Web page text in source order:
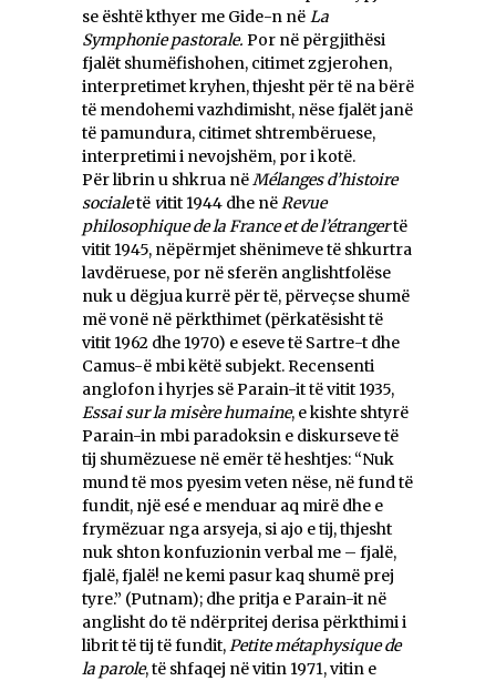
se është kthyer me Gide-n në La
Symphonie pastorale. Por në përgjithësi
fjalët shumëfishohen, citimet zgjerohen,
interpretimet kryhen, thjesht për të na bërë
të mendohemi vazhdimisht, nëse fjalët janë
të pamundura, citimet shtrembëruese,
interpretimi i nevojshëm, por i kotë.
Për librin u shkrua nëMélanges d’histoire
socialetë vitit 1944 dhe nëRevue
philosophique de la France et de l’étrangertë
vitit 1945, nëpërmjet shënimeve të shkurtra
lavdëruese, por në sferën anglishtfolëse
nuk u dëgjua kurrë për të, përveçse shumë
më vonë në përkthimet (përkatësisht të
vitit 1962 dhe 1970) e eseve të Sartre-t dhe
Camus-ë mbi këtë subjekt. Recensenti
anglofon i hyrjes së Parain-it të vitit 1935,
Essai sur la misère humaine, e kishte shtyrë
Parain-in mbi paradoksin e diskurseve të
tij shumëzuese në emër të heshtjes: “Nuk
mund të mos pyesim veten nëse, në fund të
fundit, një esé e menduar aq mirë dhe e
frymëzuar nga arsyeja, si ajo e tij, thjesht
nuk shton konfuzionin verbal me – fjalë,
fjalë, fjalë! ne kemi pasur kaq shumë prej
tyre.” (Putnam); dhe pritja e Parain-it në
anglisht do të ndërpritej derisa përkthimi i
librit të tij të fundit,Petite métaphysique de
la parole, të shfaqej në vitin 1971, vitin e